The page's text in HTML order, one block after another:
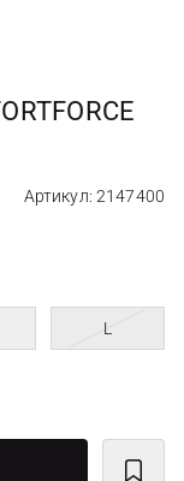
Артикул: 2147400
L